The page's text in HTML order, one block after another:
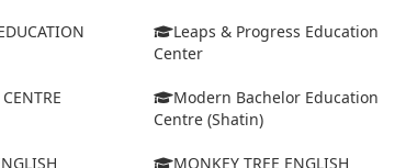
Leaps & Progress Education
Center
Modern Bachelor Education
Centre (Shatin)
MONKEY TREE ENGLISH